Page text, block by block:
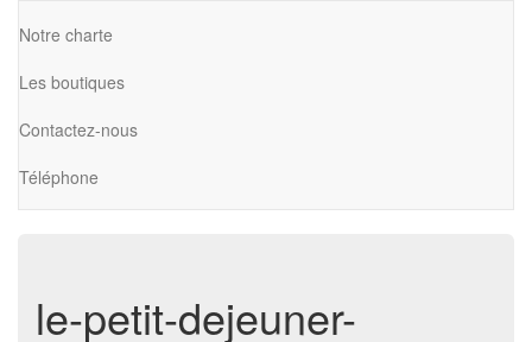
Notre charte
Les boutiques
Contactez-nous
Téléphone
le-petit-dejeuner-